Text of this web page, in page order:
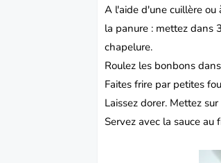
A l'aide d'une cuillère
la panure : mettez dans
chapelure.
Roulez les bonbons
Faites frire par petites
Laissez dorer. Mettez
Servez avec la sauce au